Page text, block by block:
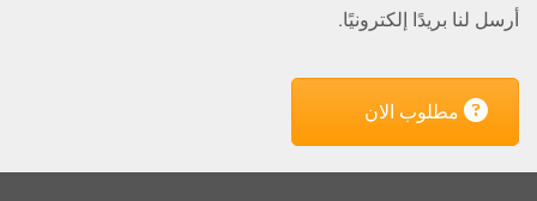
أرسل لنا بريدًا إلكترونيًا.
مطلوب الان